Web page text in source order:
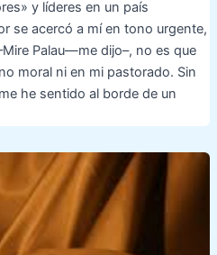
y líderes en un país
se acercó a mí en tono urgente,
Palau—me dijo–, no es que
moral ni en mi pastorado. Sin
he sentido al borde de un